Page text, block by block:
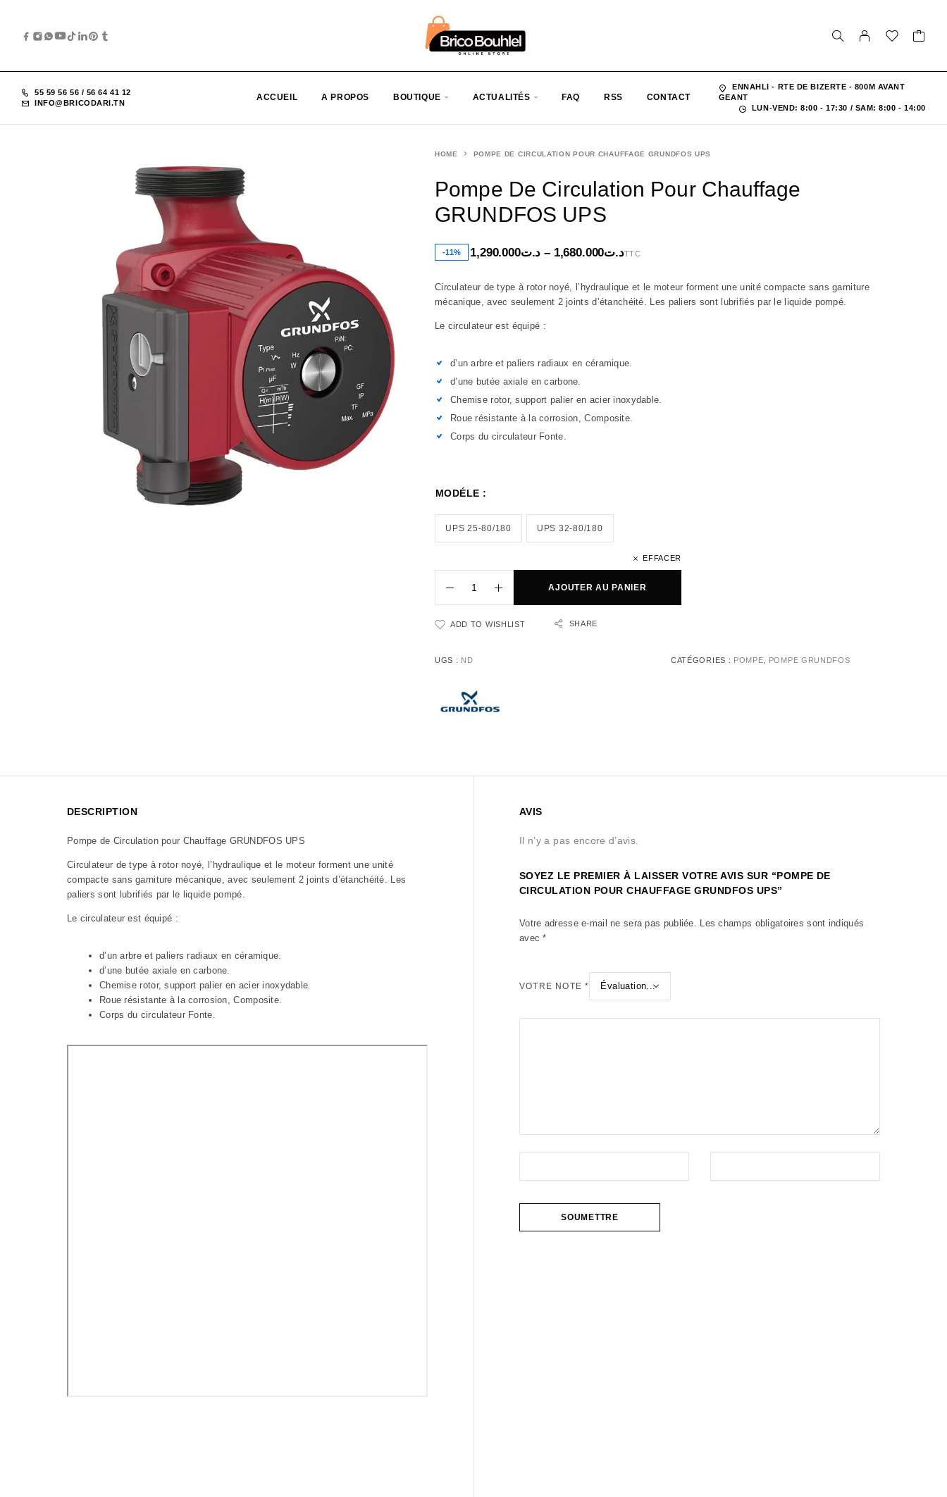
55 59 56 56 / 56 64 41 12
INFO@BRICODARI.TN
ACCUEIL A PROPOS BOUTIQUE ACTUALITÉS FAQ RSS CONTACT
ENNAHLI - RTE DE BIZERTE - 800M AVANT
GEANT
LUN-VEND: 8:00 - 17:30 / SAM: 8:00 - 14:00
HOME POMPE DE CIRCULATION POUR CHAUFFAGE GRUNDFOS UPS
Pompe De Circulation Pour Chauffage
GRUNDFOS UPS
-11% د.ت1,290.000 – د.ت1,680.000 TTC
Circulateur de type à rotor noyé, l’hydraulique et le moteur forment une unité compacte sans garniture
mécanique, avec seulement 2 joints d’étanchéité. Les paliers sont lubrifiés par le liquide pompé.
Le circulateur est équipé :
d’un arbre et paliers radiaux en céramique.
d’une butée axiale en carbone.
Chemise rotor, support palier en acier inoxydable.
Roue résistante à la corrosion, Composite.
Corps du circulateur Fonte.
MODÉLE :
UPS 25-80/180 UPS 32-80/180
EFFACER
AJOUTER AU PANIER
ADD TO WISHLIST SHARE
UGS : ND CATÉGORIES : POMPE, POMPE GRUNDFOS
DESCRIPTION
Pompe de Circulation pour Chauffage GRUNDFOS UPS
Circulateur de type à rotor noyé, l’hydraulique et le moteur forment une unité
compacte sans garniture mécanique, avec seulement 2 joints d’étanchéité. Les
paliers sont lubrifiés par le liquide pompé.
Le circulateur est équipé :
d’un arbre et paliers radiaux en céramique.
d’une butée axiale en carbone.
Chemise rotor, support palier en acier inoxydable.
Roue résistante à la corrosion, Composite.
Corps du circulateur Fonte.
AVIS
Il n’y a pas encore d’avis.
SOYEZ LE PREMIER À LAISSER VOTRE AVIS SUR “POMPE DE
CIRCULATION POUR CHAUFFAGE GRUNDFOS UPS”
Votre adresse e-mail ne sera pas publiée. Les champs obligatoires sont indiqués
avec*
VOTRE NOTE*